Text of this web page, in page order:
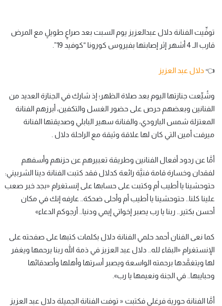
توفِّيت الفنانة دلال عبدالعزيز يوم السبت بعد صراعٍ طويلٍ مع المرض
قارب الـ 4 أشهر إثر إصابتها بفيروس كورونا “كوفيد 19”.
👈 دلال عبد العزيز
وشُيِّعت جنازتها اليوم بعد صلاة الظهر؛ إذ شارك في الجنازة العديد من
الفنانين وبعضهم حرص على حضور الغسل والتكفين، أبرزهم الفنانة
المعتزلة شمس البارودي، والفنانة سهير البابلي وصديقتها الفنانة
ميرفت أمين التي كان لها علاقة وثيقة مع الراحلة دلال .
أمَّا عن ردود أفعال الفنانين وطريقة تعبيرهم عن حزنهم وأسفهم
لفقدان وخسارة قامة فنيَّة رائعة كدلال فقد كتبت الفنانة دينا الشربيني:
حتوحشينا يا أطيب أم وكتبت على حسابها على إنستغرام «بجد خبر صعب
علينا كلنا.. حتوحشينا يا أطيب أم وأحلى ضحكة.. عارفه إنك في مكان
أحسن بكتير.. ربنا يا رب يصبر إخواتي إيمي ودنيا.. أرجوكم الدعاء»
كما نعى الفنان أحمد حلمي الفنانة دلال بكلمات كتبها على صفحته على
الإنستغرام «البقاء لله.. دلال عبد العزيز في ذمة الله ربنا يرحمها ويغفر
لها ويتغمَّدها برحمته الواسعة ويصبر أسرتها وأهلها وأصدقائها
وحبايبها.. في الجنة ونعيمها يا رب».
أمَّا الفنانة حورية فرغلي فكتبت « توفت الفنانة الجميلة دلال عبد العزيز